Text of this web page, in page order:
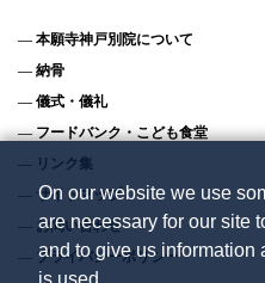
本願寺神戸別院について
納骨
儀式・儀礼
フードバンク・こども食堂
リンク集
サイトマップ
お問い合わせ
プライバシーポリシー
On our website we use
are necessary for our site
and to give us information
is used.